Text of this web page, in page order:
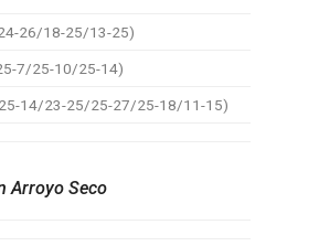
26/18-25/13-25)
7/25-10/25-14)
14/23-25/25-27/25-18/11-15)
Arroyo Seco